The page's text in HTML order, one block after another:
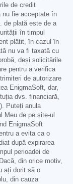
de credit
nu fie acceptate în
de plată este de a
în timpul
plătit, în cazul în
nu va fi taxată cu
deși solicitările
pentru a verifica
de autorizare
EnigmaSoft, dar,
dvs. financiară,
Puteți anula
Meu de pe site-ul
EnigmaSoft
a evita ca o
după expirarea
perioadei de
din orice motiv,
ați dorit să o
din cauza